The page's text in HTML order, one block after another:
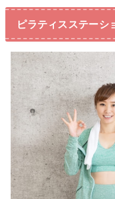
ピラティスステーシ